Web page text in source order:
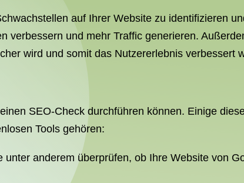
auf Ihrer Website zu identifizieren
verbessern und mehr Traffic generieren.
wird und somit das Nutzererlebnis verbessert
SEO-Check durchführen können. Einige
Tools gehören:
anderem überprüfen, ob Ihre Website von